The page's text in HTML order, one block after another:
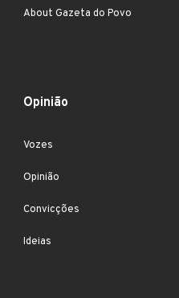
About Gazeta do Povo
Opinião
Vozes
Opinião
Convicções
Ideias